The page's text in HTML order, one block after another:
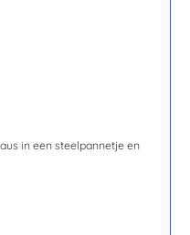
in een steelpannetje en